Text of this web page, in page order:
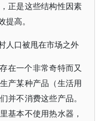
正是这些结构性因素
高。
人口被甩在市场之外
在一个非常奇特而又
产某种产品（生活用
并不消费这些产品。
基本不使用热水器，